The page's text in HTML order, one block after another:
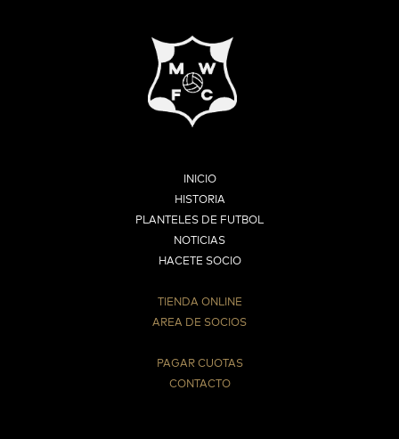
INICIO
HISTORIA
PLANTELES DE FUTBOL
NOTICIAS
HACETE SOCIO
TIENDA ONLINE
AREA DE SOCIOS
PAGAR CUOTAS
CONTACTO